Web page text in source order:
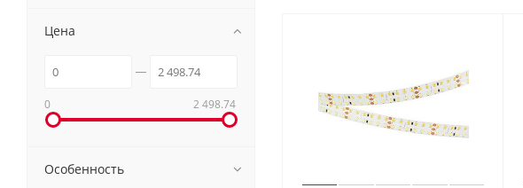
Цена
0 2 498.74
Особенность